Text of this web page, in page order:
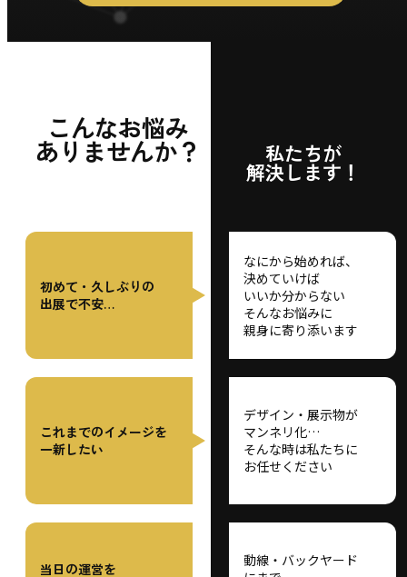
こんなお悩み
ありませんか？ 私たちが
解決します！
初めて・久しぶりの
出展で不安…
なにから始めれば、
決めていけば
いいか分からない
そんなお悩みに
親身に寄り添います
これまでのイメージを
一新したい
デザイン・展示物が
マンネリ化…
そんな時は私たちに
お任せください
当日の運営を
動線・ バックヤード